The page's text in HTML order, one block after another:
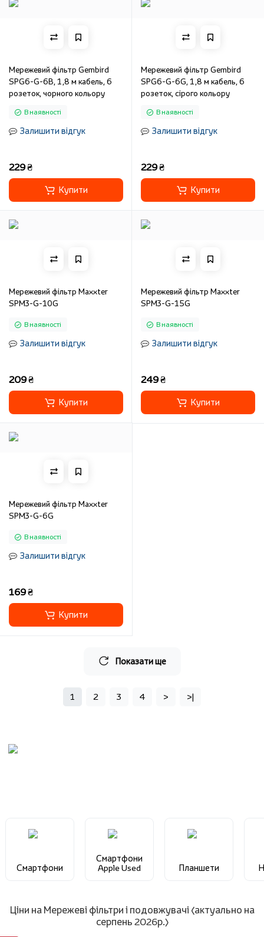
Мережевий фільтр Gembird
SPG6-G-6B, 1,8 м кабель, 6
розеток, чорного кольору
В наявності
Залишити відгук
229 ₴
Купити
Мережевий фільтр Gembird
SPG6-G-6G, 1,8 м кабель, 6
розеток, сірого кольору
В наявності
Залишити відгук
229 ₴
Купити
Мережевий фільтр Maxxter
SPM3-G-10G
В наявності
Залишити відгук
209 ₴
Купити
Мережевий фільтр Maxxter
SPM3-G-15G
В наявності
Залишити відгук
249 ₴
Купити
Мережевий фільтр Maxxter
SPM3-G-6G
В наявності
Залишити відгук
169 ₴
Купити
Показати ще
1 2 3 4 > >|
Смартфони
Смартфони
Apple Used
Планшети
Ціни на Мережеві фільтри і подовжувачі (актуально на
серпень 2026р.)